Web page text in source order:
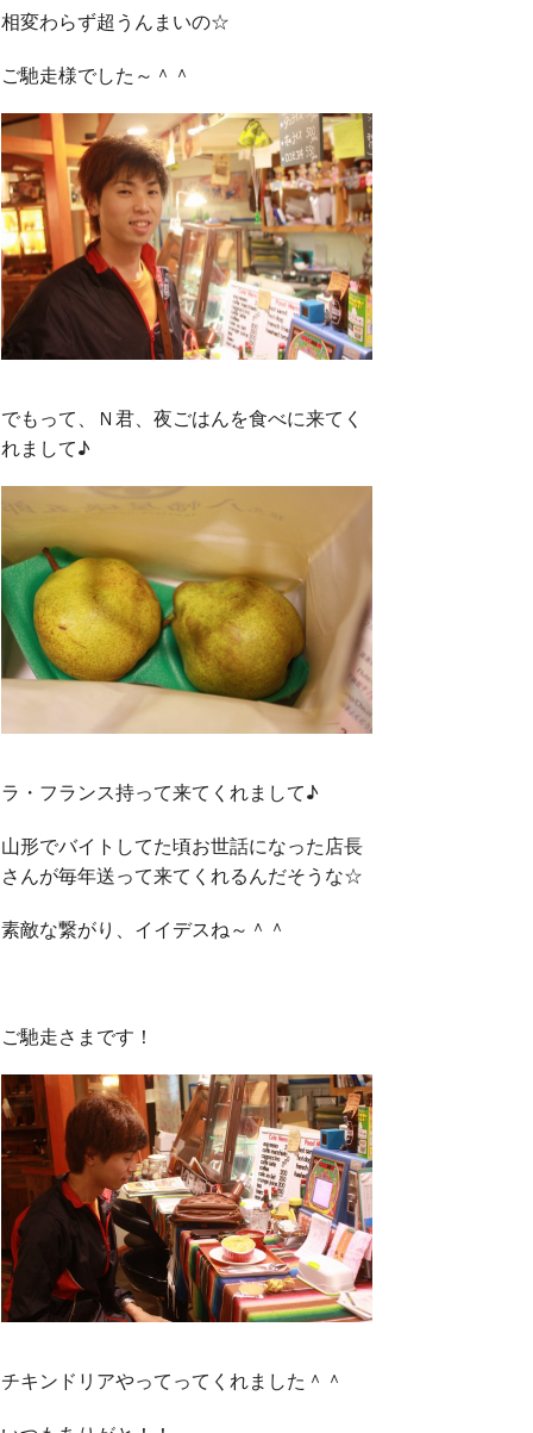
相変わらず超うんまいの☆
ご馳走様でした～＾＾
でもって、Ｎ君、夜ごはんを食べに来てく
れまして♪
ラ・フランス持って来てくれまして♪
山形でバイトしてた頃お世話になった店長
さんが毎年送って来てくれるんだそうな☆
素敵な繋がり、イイデスね～＾＾
ご馳走さまです！
チキンドリアやってってくれました＾＾